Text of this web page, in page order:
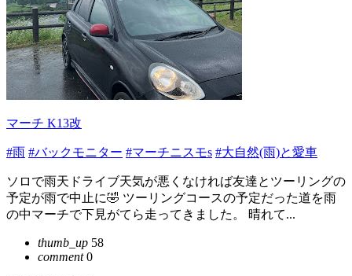
マーチ K13改
#雨 #バックモニター #マーチニスモs #大自然(雨)と愛車
ソロで雨天ドライブ天気が悪くなければ友達とツーリングの
予定が雨で中止に🤣 ツーリングコースの予定だった道を雨
の中マーチで下見がてら走ってきました。 晴れて...
thumb_up 58
comment0